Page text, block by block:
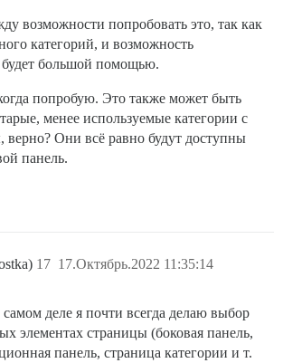
возможности попробовать это, так как
категорий, и возможность
будет большой помощью.
попробую. Это также может быть
менее используемые категории с
верно? Они всё равно будут доступны
панель.
17.Октябрь.2022 11:35:14
17
деле я почти всегда делаю выбор
элементах страницы (боковая панель,
панель, страница категории и т.